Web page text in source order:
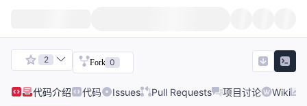
2 Fork 0
代码介绍 代码 Issues Pull Requests 项目讨论 Wiki